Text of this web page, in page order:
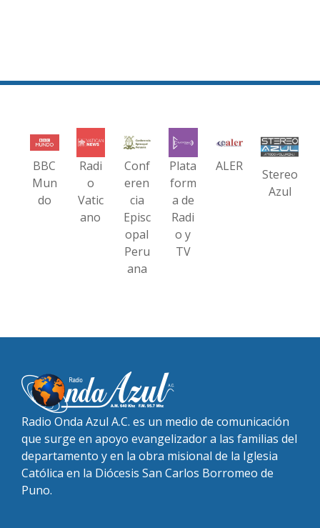
BBC
Mun
do
Radi
o
Vatic
ano
Conf
eren
cia
Episc
opal
Peru
ana
Plata
form
a de
Radi
o y
TV
ALER
Stereo
Azul
Radio Onda Azul A.C. es un medio de comunicación
que surge en apoyo evangelizador a las familias del
departamento y en la obra misional de la Iglesia
Católica en la Diócesis San Carlos Borromeo de
Puno.